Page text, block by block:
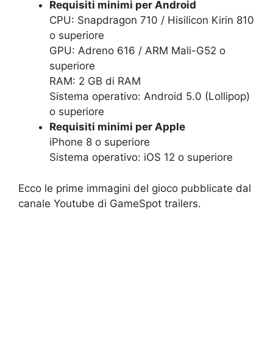
Requisiti minimi per Android
CPU: Snapdragon 710 / Hisilicon Kirin 810
o superiore
GPU: Adreno 616 / ARM Mali-G52 o
superiore
RAM: 2 GB di RAM
Sistema operativo: Android 5.0 (Lollipop)
o superiore
Requisiti minimi per Apple
iPhone 8 o superiore
Sistema operativo: iOS 12 o superiore
Ecco le prime immagini del gioco pubblicate dal
canale Youtube di GameSpot trailers.